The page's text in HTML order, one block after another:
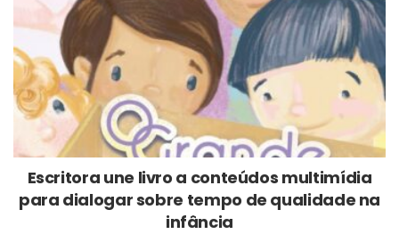
Escritora une livro a conteúdos multimídia
para dialogar sobre tempo de qualidade na
infância